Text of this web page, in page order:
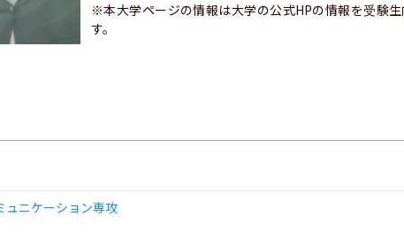
※本大学ページの情報は大学の公式HPの情報を受験
す。
ニケーション専攻